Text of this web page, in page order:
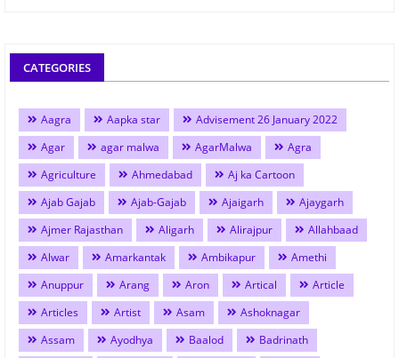
CATEGORIES
Aagra Aapka star
Advisement 26 January 2022
Agar
agar malwa AgarMalwa
Agra
Agriculture
Ahmedabad
Aj ka Cartoon
Ajab Gajab
Ajab-Gajab Ajaigarh
Ajaygarh
Ajmer Rajasthan
Aligarh Alirajpur
Allahbaad
Alwar
Amarkantak Ambikapur
Amethi
Anuppur
Arang Aron Artical
Article
Articles
Artist Asam
Ashoknagar
Assam
Ayodhya Baalod
Badrinath